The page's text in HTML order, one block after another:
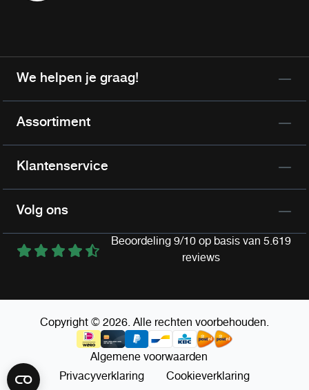
We helpen je graag!
Assortiment
Klantenservice
Volg ons
Beoordeling 9/10 op basis van 5.619
reviews
Copyright © 2026. Alle rechten voorbehouden.
Algemene voorwaarden
Privacyverklaring
Cookieverklaring